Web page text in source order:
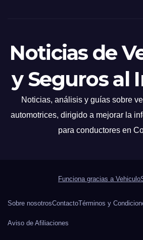
Noticias de
y Seguros al
Noticias, análisis y guías sobre
automotrices, dirigido a mejorar la
para conductores en
Funciona gracias a
Sobre nosotrosContactoTérminos y
Aviso de Afiliaciones